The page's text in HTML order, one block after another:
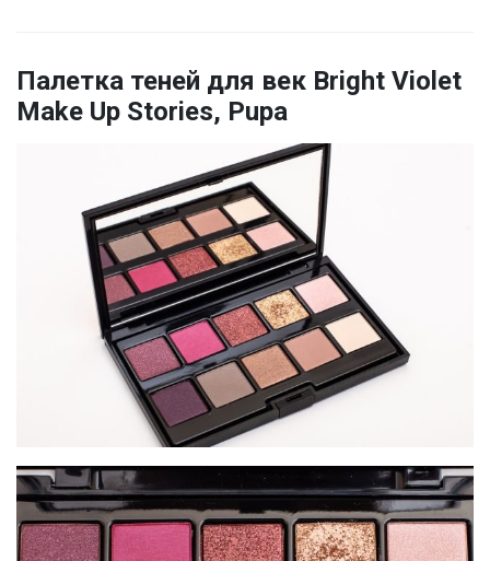
Палетка теней для век Bright Violet
Make Up Stories, Pupa